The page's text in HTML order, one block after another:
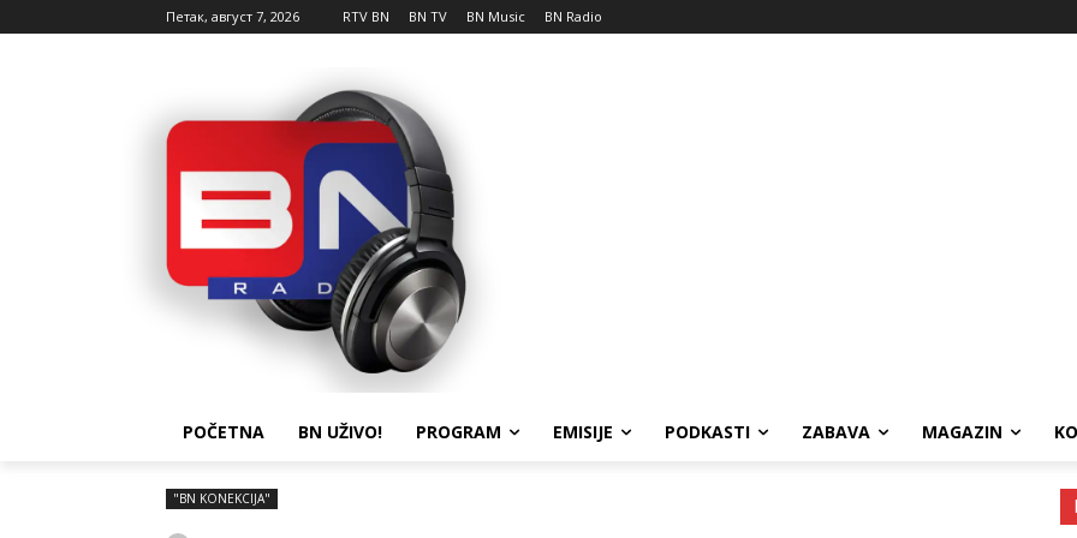
Петак, август 7, 2026 RTV BN BN TV BN Music BN Radio
POČETNA BN UŽIVO! PROGRAM EMISIJE PODKASTI ZABAVA MAGAZIN
"BN KONEKCIJA"